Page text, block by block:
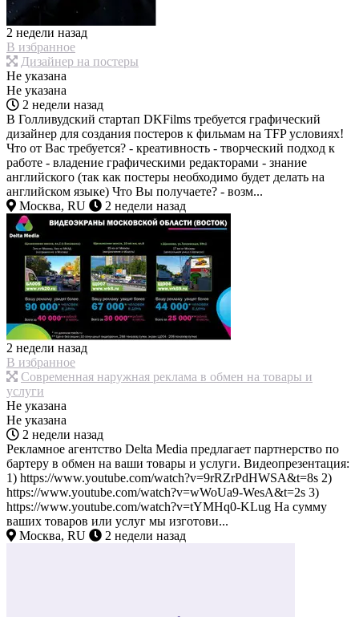
2 недели назад
В избранное
Дизайнер на постеры
Не указана
Не указана
2 недели назад
В Голливудский стартап DKFilms требуется графический
дизайнер для создания постеров к фильмам на TFP условиях!
Что от Вас требуется? - креативность - творческий подход к
работе - владение графическими редакторами - знание
английского (так как постеры необходимо будет делать на
английском языке) Что Вы получаете? - возм...
Москва, RU
2 недели назад
2 недели назад
В избранное
Современная наружная реклама в обмен на товары и
услуги
Не указана
Не указана
2 недели назад
Рекламное агентство Delta Media предлагает партнерство по
бартеру в обмен на ваши товары и услуги. Видеопрезентация:
1) https://www.youtube.com/watch?v=9rRZrPdHWSA&t=8s 2)
https://www.youtube.com/watch?v=wWoUa9-WesA&t=2s 3)
https://www.youtube.com/watch?v=tYMHq0-KLug На сумму
ваших товаров или услуг мы изготови...
Москва, RU
2 недели назад